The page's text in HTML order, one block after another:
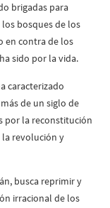
brigadas para
bosques de los
en contra de los
sido por la vida.
caracterizado
de un siglo de
por la reconstitución
la revolución y
busca reprimir y
irracional de los